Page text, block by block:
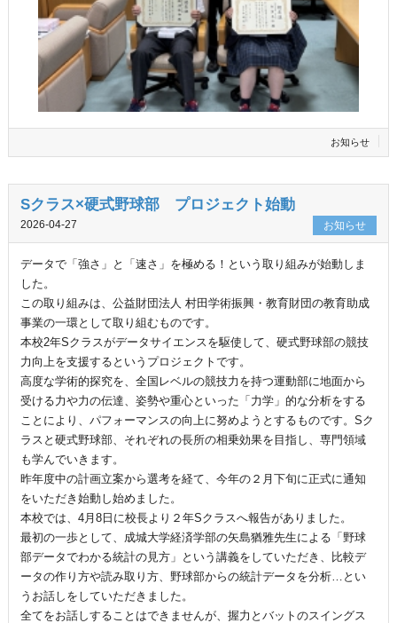
お知らせ
Sクラス×硬式野球部 プロジェクト始動
2026-04-27 お知らせ
データで「強さ」と「速さ」を極める！という取り組みが始動しま
した。
この取り組みは、公益財団法人 村田学術振興・教育財団の教育助成
事業の一環として取り組むものです。
本校2年Sクラスがデータサイエンスを駆使して、硬式野球部の競技
力向上を支援するというプロジェクトです。
高度な学術的探究を、全国レベルの競技力を持つ運動部に地面から
受ける力や力の伝達、姿勢や重心といった「力学」的な分析をする
ことにより、パフォーマンスの向上に努めようとするものです。Sク
ラスと硬式野球部、それぞれの長所の相乗効果を目指し、専門領域
も学んでいきます。
昨年度中の計画立案から選考を経て、今年の２月下旬に正式に通知
をいただき始動し始めました。
本校では、4月8日に校長より２年Sクラスへ報告がありました。
最初の一歩として、成城大学経済学部の矢島猶雅先生による「野球
部データでわかる統計の見方」という講義をしていただき、比較デ
ータの作り方や読み取り方、野球部からの統計データを分析…とい
うお話しをしていただきました。
全てをお話しすることはできませんが、握力とバットのスイングス